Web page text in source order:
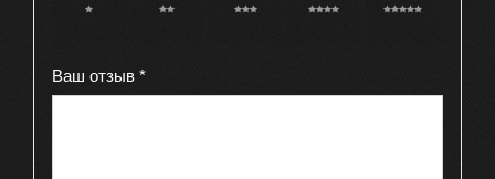
1 из 5
2 из 5
3 из 5
4 из 5
5 из 5
Ваш отзыв *